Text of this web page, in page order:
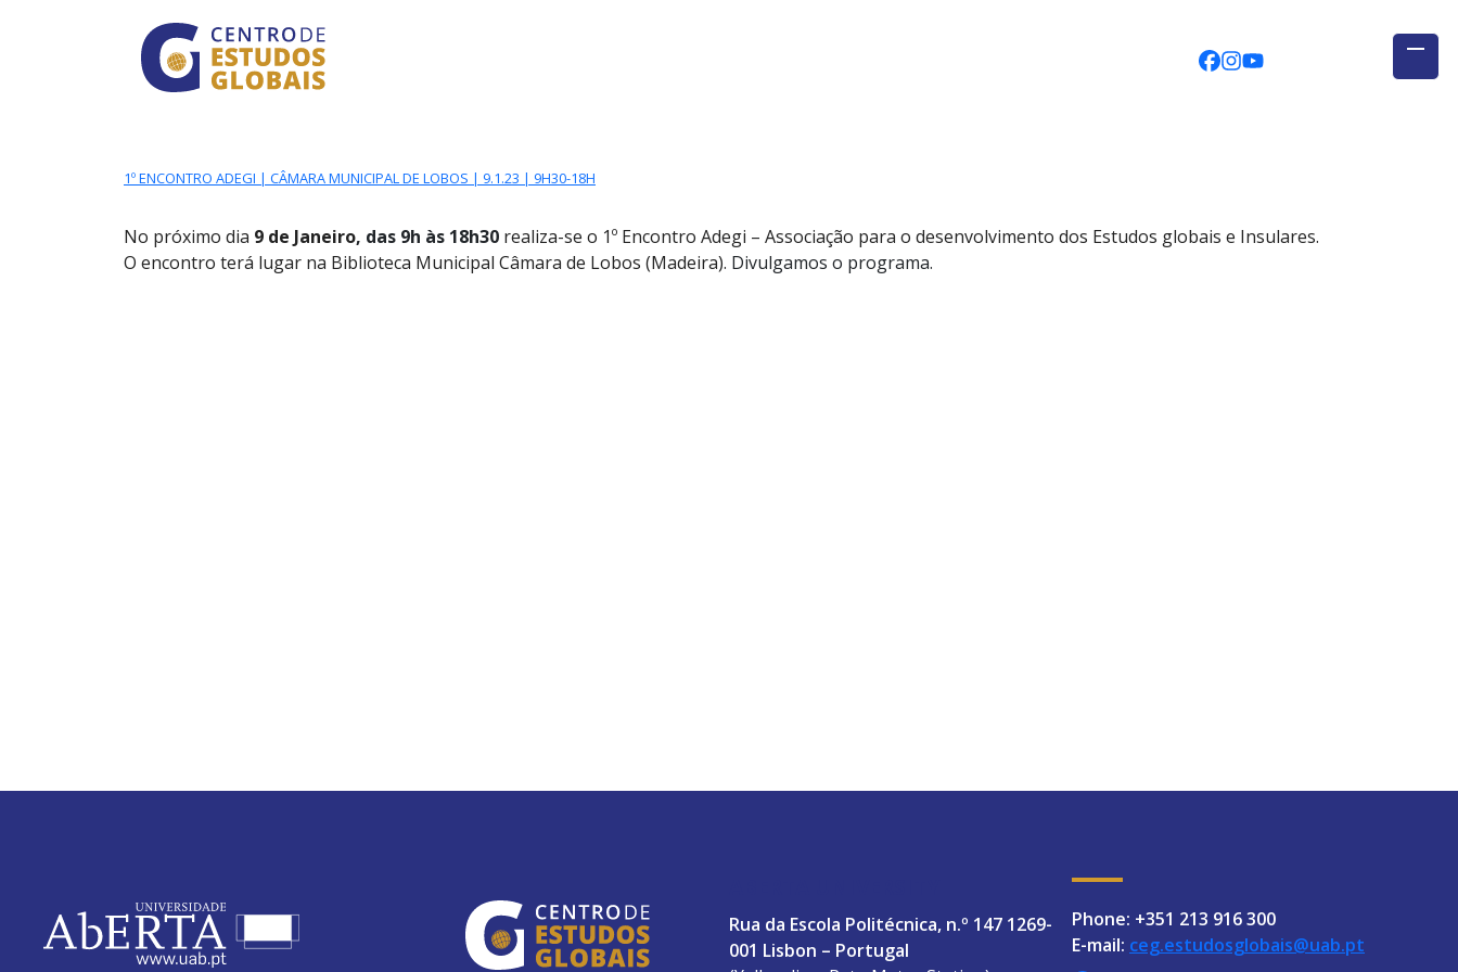
Skip to main contentCENTRO DE ESTUDOS GLOBAIS CEGUAb @ Facebook
globalogia @ YouTube
1º ENCONTRO ADEGI | CÂMARA MUNICIPAL DE LOBOS | 9.1.23 | 9H30-18H
No próximo dia 9 de Janeiro, das 9h às 18h30 realiza-se o 1º Encontro Adegi – Associação para o desenvolvimento dos Estudos globais e Insulares.
O encontro terá lugar na Biblioteca Municipal Câmara de Lobos (Madeira). Divulgamos o programa.
Rua da Escola Politécnica, n.º 147 1269-
001 Lisbon – Portugal
Phone: +351 213 916 300
E-mail: ceg.estudosglobais@uab.pt